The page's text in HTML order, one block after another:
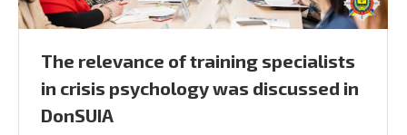
The relevance of training specialists
in crisis psychology was discussed in
DonSUIA